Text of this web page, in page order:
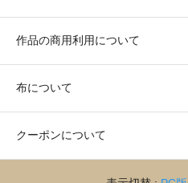
作品の商用利用について
布について
クーポンについて